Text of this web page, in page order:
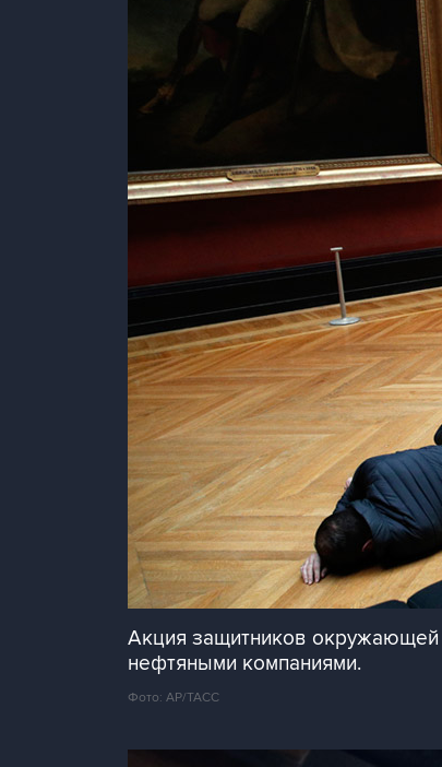
Акция защитников окружающей
нефтяными компаниями.
Фото: AP/ТАСС